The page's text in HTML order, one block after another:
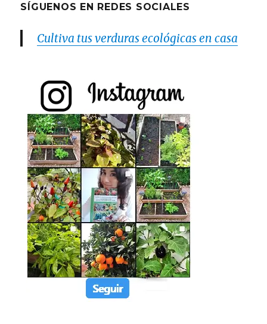
SÍGUENOS EN REDES SOCIALES
Cultiva tus verduras ecológicas en casa